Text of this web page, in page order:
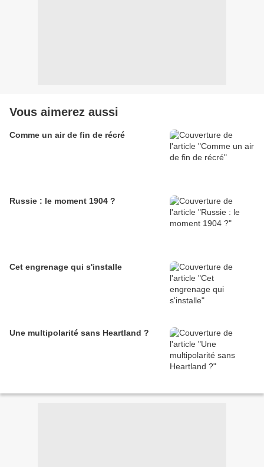
Vous aimerez aussi
Comme un air de fin de récré
Russie : le moment 1904 ?
Cet engrenage qui s'installe
Une multipolarité sans Heartland ?